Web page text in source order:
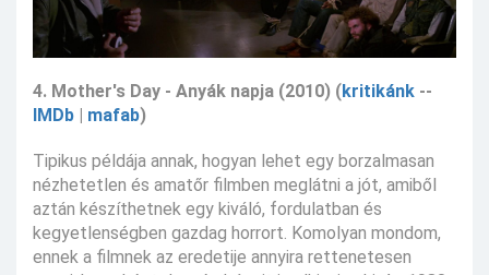
4. Mother's Day - Anyák napja (2010) (kritikánk --
IMDb | mafab)
Tipikus példája annak, hogyan lehet egy borzalmasan
nézhetetlen és amatőr filmben meglátni a jót, amiből
aztán készíthetnek egy kiváló, fordulatban és
kegyetlenségben gazdag horrort. Komolyan mondom,
ennek a filmnek az eredetije annyira rettenetesen